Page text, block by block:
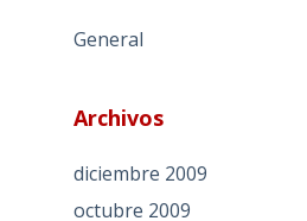
General
Archivos
diciembre 2009
octubre 2009